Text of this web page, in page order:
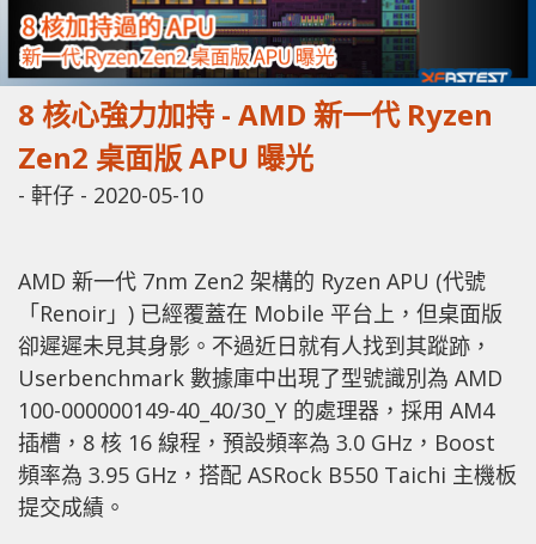
8 核心強力加持 - AMD 新一代 Ryzen
Zen2 桌面版 APU 曝光
- 軒仔 - 2020-05-10
AMD 新一代 7nm Zen2 架構的 Ryzen APU (代號
「Renoir」) 已經覆蓋在 Mobile 平台上，但桌面版
卻遲遲未見其身影。不過近日就有人找到其蹤跡，
Userbenchmark 數據庫中出現了型號識別為 AMD
100-000000149-40_40/30_Y 的處理器，採用 AM4
插槽，8 核 16 線程，預設頻率為 3.0 GHz，Boost
頻率為 3.95 GHz，搭配 ASRock B550 Taichi 主機板
提交成績。